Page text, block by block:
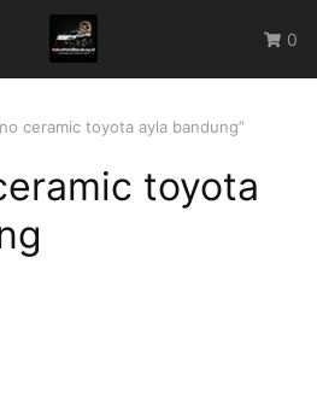
0
ceramic toyota ayla bandung”
toyota